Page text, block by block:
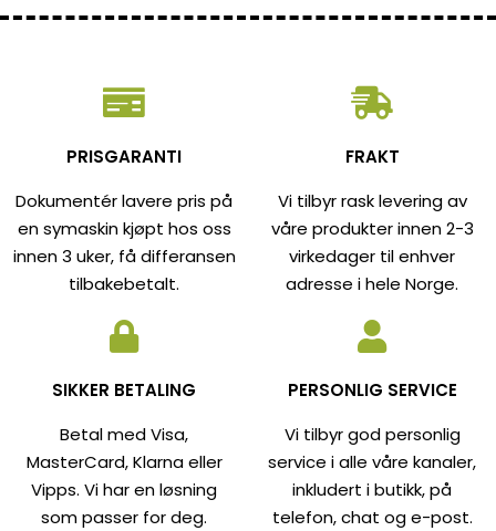
PRISGARANTI
Dokumentér lavere pris på
en symaskin kjøpt hos oss
innen 3 uker, få differansen
tilbakebetalt.
FRAKT
Vi tilbyr rask levering av
våre produkter innen 2-3
virkedager til enhver
adresse i hele Norge.
SIKKER BETALING
Betal med Visa,
MasterCard, Klarna eller
Vipps. Vi har en løsning
som passer for deg.
PERSONLIG SERVICE
Vi tilbyr god personlig
service i alle våre kanaler,
inkludert i butikk, på
telefon, chat og e-post.